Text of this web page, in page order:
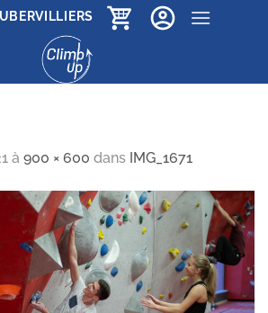
à 900 × 600 dans IMG_1671